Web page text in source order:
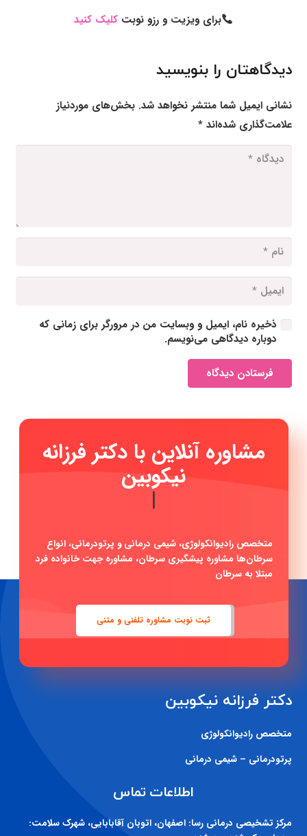
برای ویزیت و رزو نوبتکلیک کنید
دیدگاهتان را بنویسید
نشانی ایمیل شما منتشر نخواهد شد. بخش‌های موردنیاز
علامت‌گذاری شده‌اند*
ذخیره نام، ایمیل و وبسایت من در مرورگر برای زمانی که
دوباره دیدگاهی می‌نویسم.
فرستادن دیدگاه
مشاوره آنلاین با دکت|
متخصص رادیوانکولوژی، شیمی درمانی و پرتودرمانی، انواع
سرطان‌ها مشاوره پیشگیری سرطان، مشاوره جهت خانواده فرد
دکتر فرزانه نیکوبین
پرتودرمانی – شیمی درمانی
روزهای یک شنبه-سه شنبه.
شماره تماس:
03135548061